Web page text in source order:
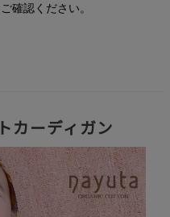
確認ください。
カーディガン